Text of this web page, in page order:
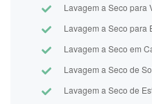
Lavagem a Seco para
Lavagem a Seco para
Lavagem a Seco em
Lavagem a Seco de
Lavagem a Seco de